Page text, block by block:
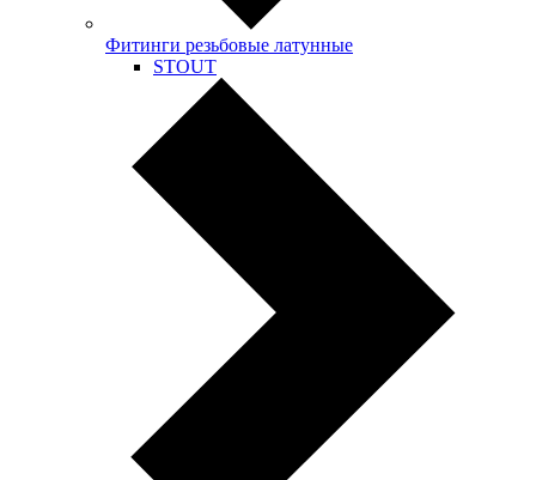
Фитинги резьбовые латунные
STOUT